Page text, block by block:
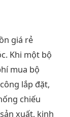
giá rẻ
Khi một bộ
mua bộ
lắp đặt,
chiếu
xuất, kinh